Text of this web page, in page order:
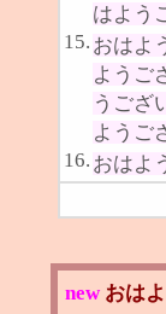
はよう
15. おはよ
ようご
うござ
ようご
16. おはよ
new おは